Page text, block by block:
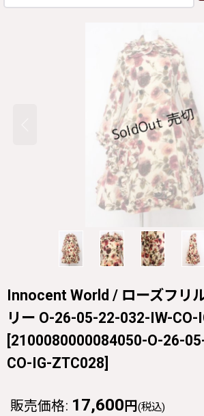
Innocent World / ローズフリ
リー O-26-05-22-032-IW-CO-
[2100080000084050-O-26-
CO-IG-ZTC028]
販売価格: 17,600 円 (税込)